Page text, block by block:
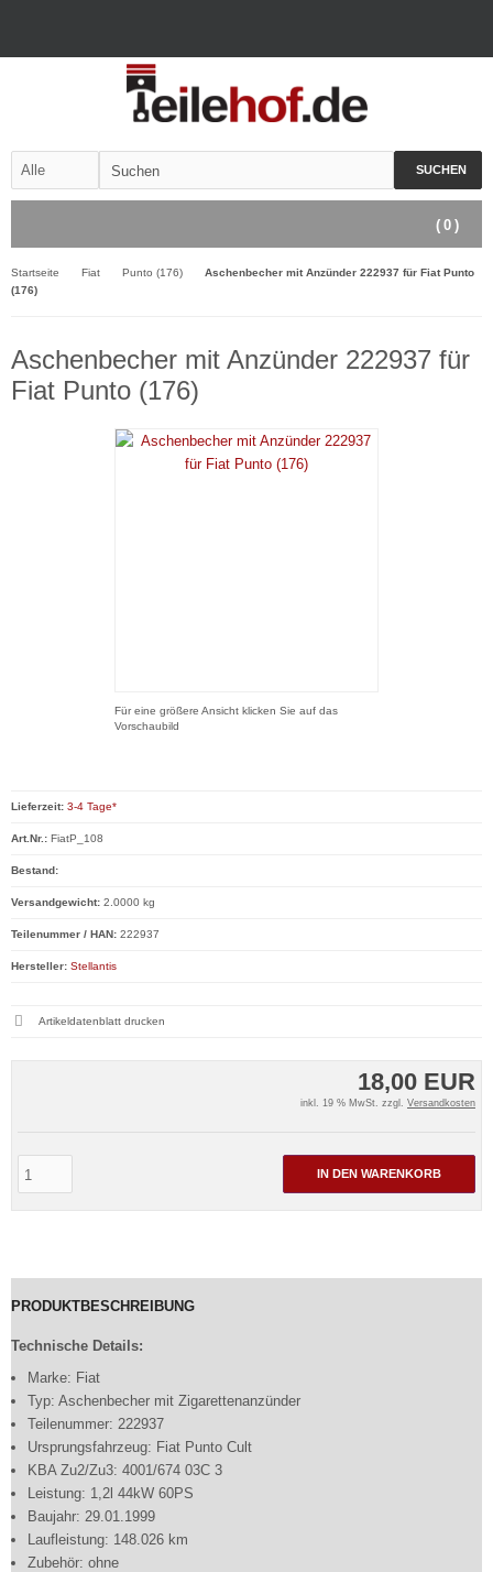
SUCHEN
( 0 )
Startseite Fiat Punto (176)
Aschenbecher mit Anzünder 222937 für Fiat Punto
(176)
Aschenbecher mit Anzünder 222937 für
Fiat Punto (176)
Für eine größere Ansicht klicken Sie auf das
Vorschaubild
18,00 EUR
inkl. 19 % MwSt. zzgl. Versandkosten
IN DEN WARENKORB
Lieferzeit: 3-4 Tage*
Art.Nr.: FiatP_108
Bestand:
Versandgewicht: 2.0000 kg
Teilenummer / HAN: 222937
Hersteller: Stellantis
Artikeldatenblatt drucken
PRODUKTBESCHREIBUNG
Technische Details:
Marke: Fiat
Typ: Aschenbecher mit Zigarettenanzünder
Teilenummer: 222937
Ursprungsfahrzeug: Fiat Punto Cult
KBA Zu2/Zu3: 4001/674 03C 3
Leistung: 1,2l 44kW 60PS
Baujahr: 29.01.1999
Laufleistung: 148.026 km
Zubehör: ohne